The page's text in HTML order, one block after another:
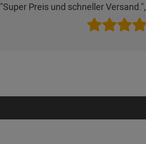
"Super Preis und schneller Versand.",